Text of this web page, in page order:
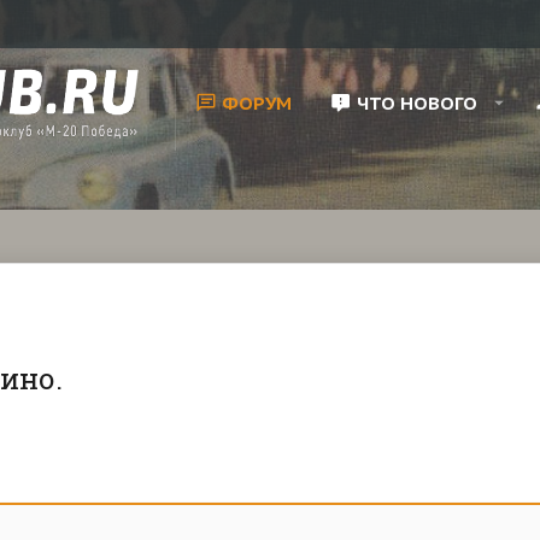
ФОРУМ ЧТО НОВОГО